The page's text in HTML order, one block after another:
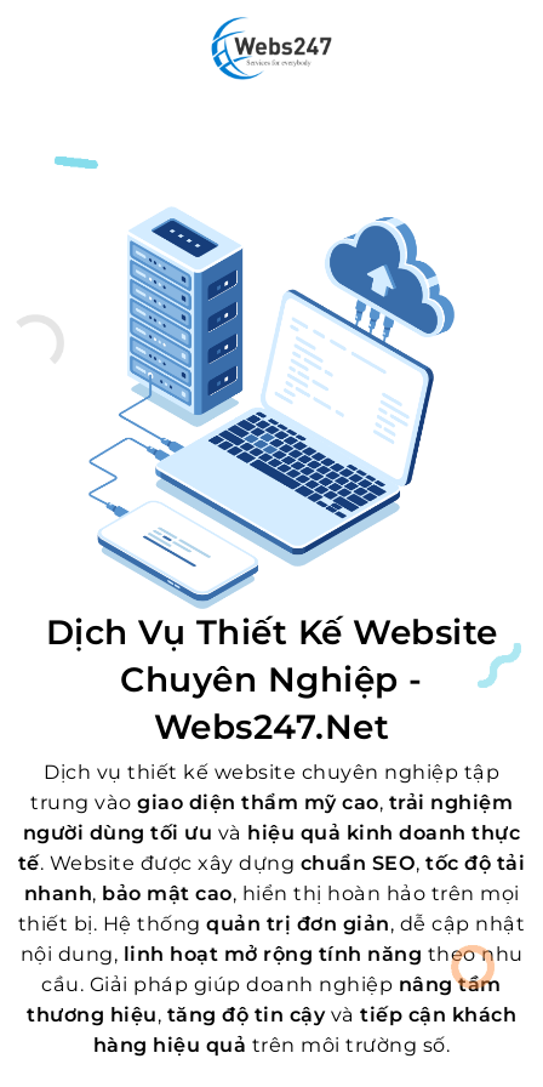
Dịch Vụ Thiết Kế Website
Chuyên Nghiệp -
Webs247.net
Dịch vụ thiết kế website chuyên nghiệp tập
trung vào giao diện thẩm mỹ cao, trải nghiệm
người dùng tối ưu và hiệu quả kinh doanh thực
tế. Website được xây dựng chuẩn SEO,tốc độ tải
nhanh, bảo mật cao, hiển thị hoàn hảo trên mọi
thiết bị. Hệ thốngquản trị đơn giản, dễ cập nhật
nội dung, linh hoạt mở rộng tính năng theo nhu
cầu. Giải pháp giúp doanh nghiệp nâng tầm
thương hiệu, tăng độ tin cậyvà tiếp cận khách
hàng hiệu quả trên môi trường số.